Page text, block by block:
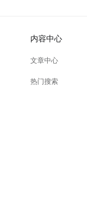
内容中心
文章中心
热门搜索